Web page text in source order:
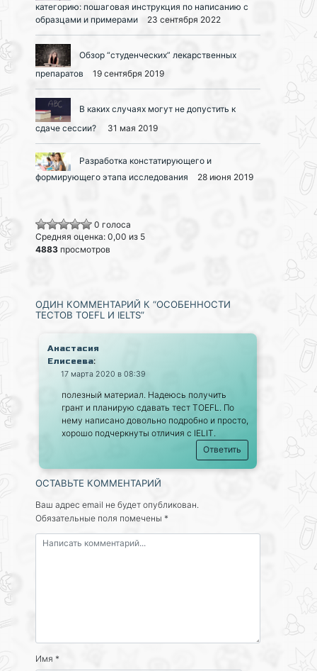
категорию: пошаговая инструкция по написанию с
образцами и примерами
23 сентября 2022
Обзор “студенческих” лекарственных
препаратов
19 сентября 2019
В каких случаях могут не допустить к
сдаче сессии?
31 мая 2019
Разработка констатирующего и
формирующего этапа исследования
28 июня 2019
0 голоса
Средняя оценка: 0,00 из 5
4883 просмотров
ОДИН КОММЕНТАРИЙ К “ОСОБЕННОСТИ
ТЕСТОВ TOEFL И IELTS”
Анастасия
Елисеева:
17 марта 2020 в 08:39
полезный материал. Надеюсь получить
грант и планирую сдавать тест TOEFL. По
нему написано довольно подробно и просто,
хорошо подчеркнуты отличия с IELIT.
Ответить
ОСТАВЬТЕ КОММЕНТАРИЙ
Ваш адрес email не будет опубликован.
Обязательные поля помечены *
Имя *